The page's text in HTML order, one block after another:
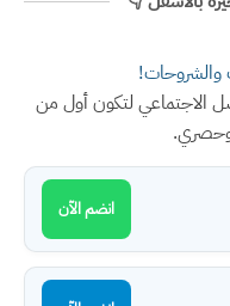
والشروحات!
الاجتماعي لتكون أول من
انضم الآن